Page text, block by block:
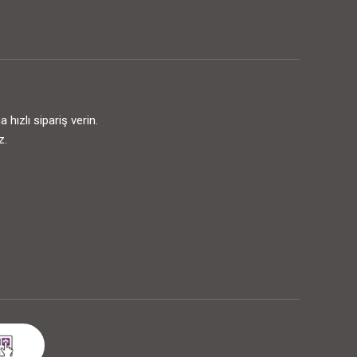
sipariş verin.